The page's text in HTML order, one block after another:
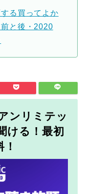
る買ってよか
と後・2020
ンリミテッ
ける！最初